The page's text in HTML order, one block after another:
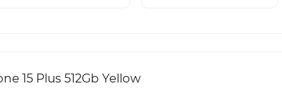
15 Plus 512Gb Yellow